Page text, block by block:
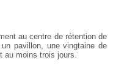
au centre de rétention de
pavillon, une vingtaine de
au moins trois jours.